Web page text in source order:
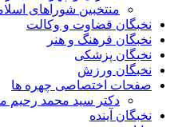
منتخبین شوراهای
نخبگان قضاوت و وکالت
نخبگان فرهنگ و هنر
نخبگان پزشکی
نخبگان ورزش
صفحات اختصاصی چهره ها
دکتر سید محمد رحیم
نخبگان آینده